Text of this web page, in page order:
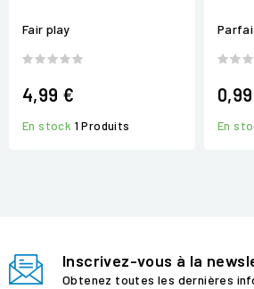
Fair play
4,99 €
En stock 1 Produits En
Inscrivez-vous à la
Obtenez toutes les dernières